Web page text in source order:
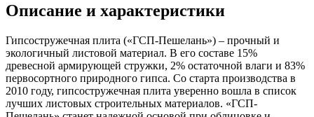
Описание и характеристики
Гипсостружечная плита («ГСП-Пешелань») – прочный и
экологичный листовой материал. В его составе 15%
древесной армирующей стружки, 2% остаточной влаги и 83%
первосортного природного гипса. Со старта производства в
2010 году, гипсостружечная плита уверенно вошла в список
лучших листовых строительных материалов. «ГСП-